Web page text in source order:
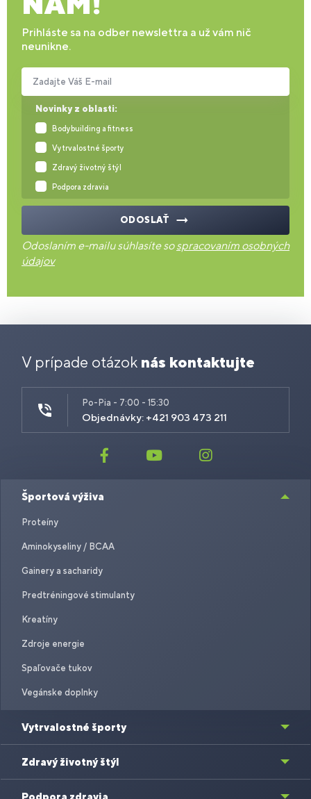
Prihláste sa na odber newslettra a už vám nič
neunikne.
Novinky z oblasti:
Bodybuilding a fitness
Vytrvalostné športy
Zdravý životný štýl
Podpora zdravia
Zadajte Váš E-mail
ODOSLAŤ
Odoslaním e-mailu súhlasíte sospracovaním osobných
údajov
V prípade otázok nás kontaktujte
Po-Pia - 7:00 - 15:30
Objednávky: +421 903 473 211
Športová výživa
Proteíny
Aminokyseliny / BCAA
Gainery a sacharidy
Predtréningové stimulanty
Kreatíny
Zdroje energie
Spaľovače tukov
Vegánske doplnky
Vytrvalostné športy
Zdravý životný štýl
Podpora zdravia